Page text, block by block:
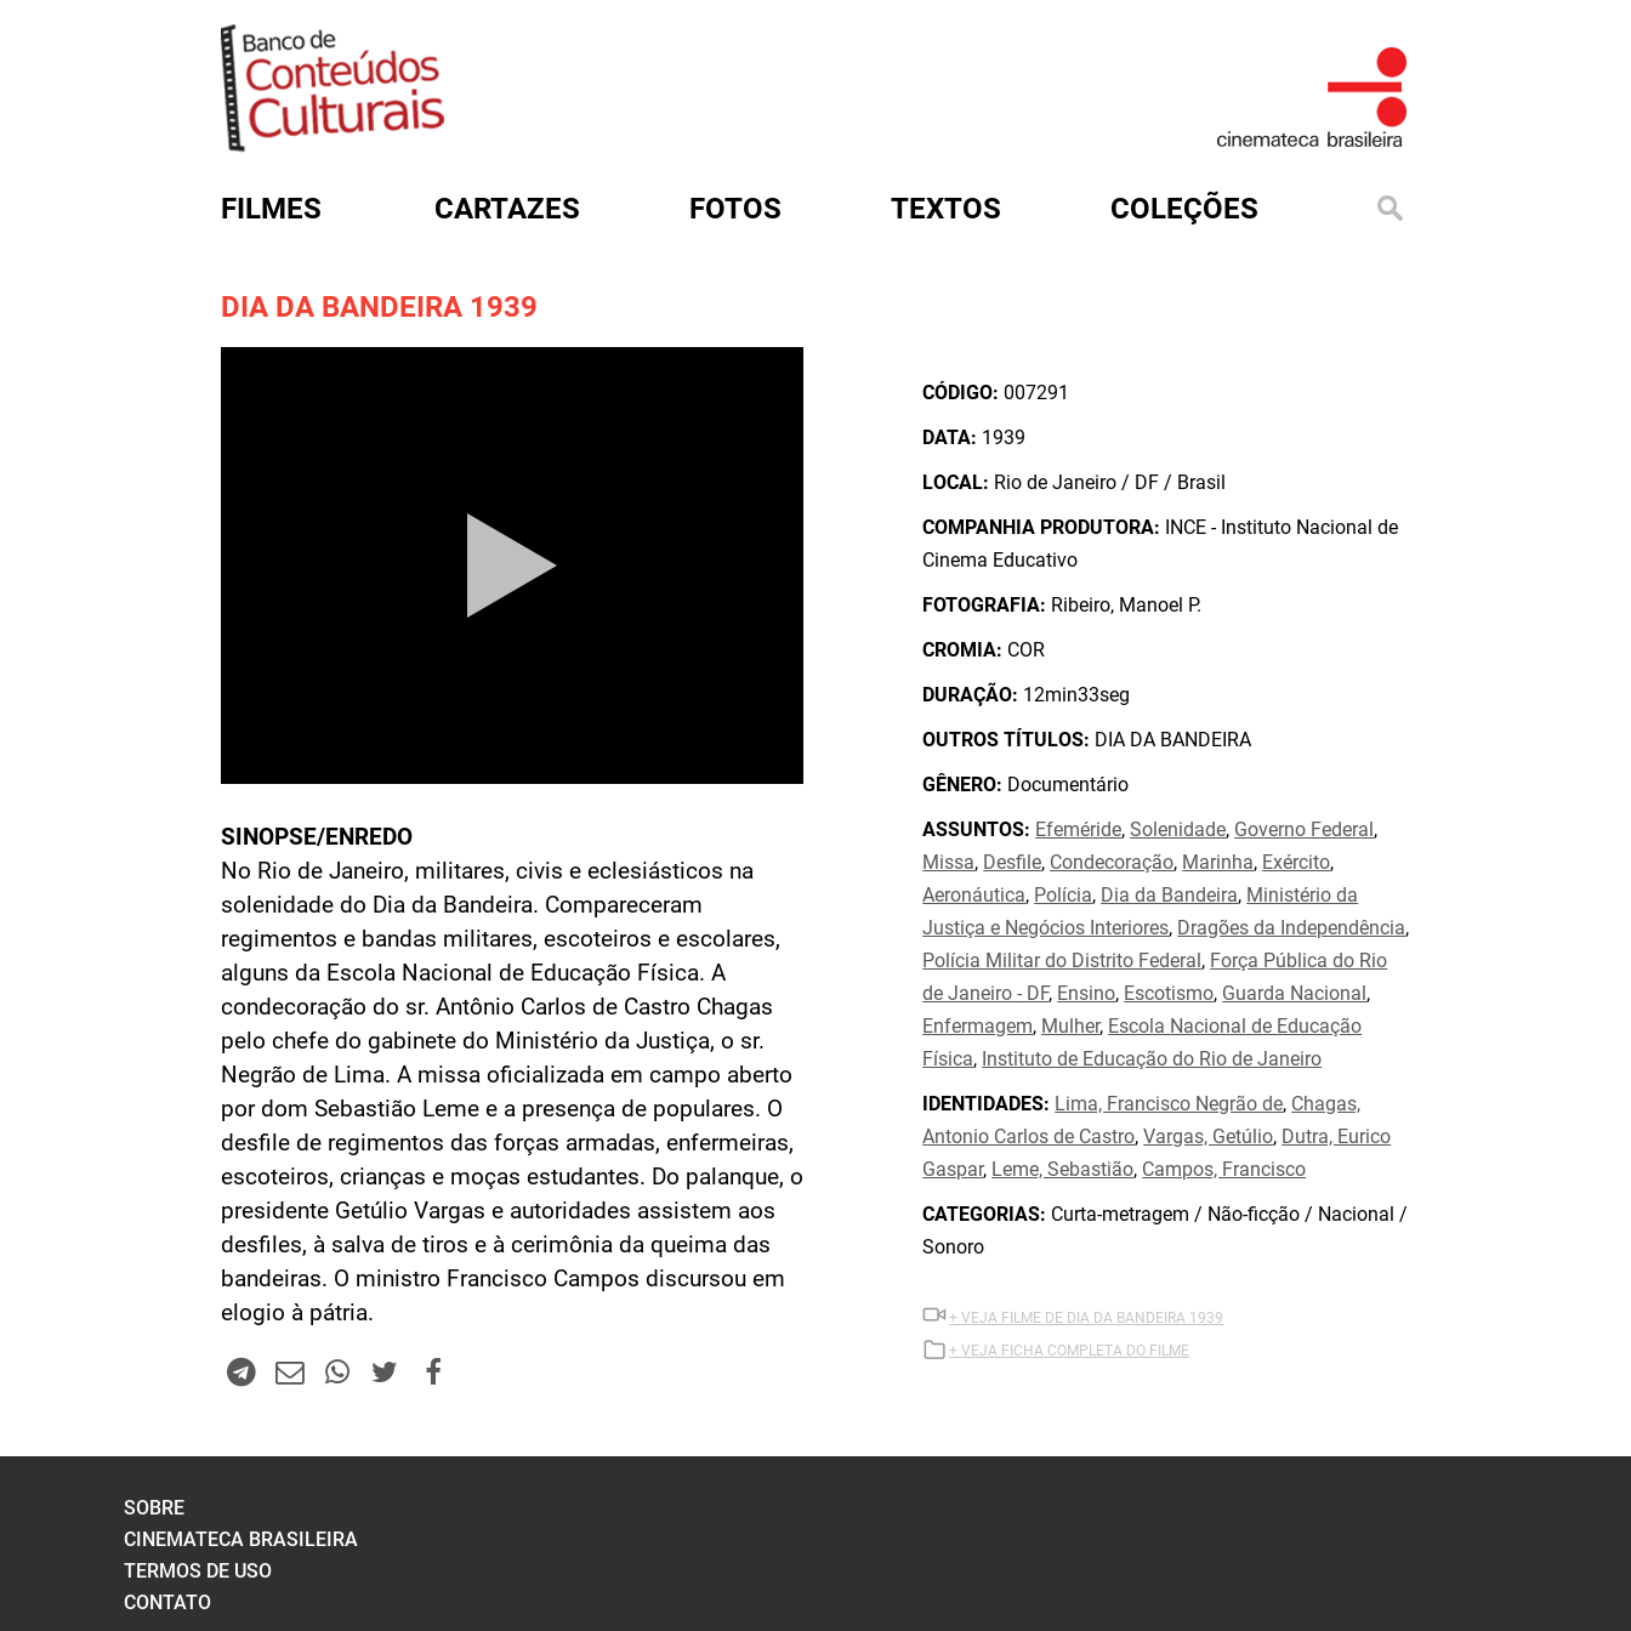
FILMES CARTAZES FOTOS TEXTOS COLEÇÕES
DIA DA BANDEIRA 1939
SINOPSE/ENREDO
No Rio de Janeiro, militares, civis e eclesiásticos na
solenidade do Dia da Bandeira. Compareceram
regimentos e bandas militares, escoteiros e escolares,
alguns da Escola Nacional de Educação Física. A
condecoração do sr. Antônio Carlos de Castro Chagas
pelo chefe do gabinete do Ministério da Justiça, o sr.
Negrão de Lima. A missa oficializada em campo aberto
por dom Sebastião Leme e a presença de populares. O
desfile de regimentos das forças armadas, enfermeiras,
escoteiros, crianças e moças estudantes. Do palanque, o
presidente Getúlio Vargas e autoridades assistem aos
desfiles, à salva de tiros e à cerimônia da queima das
bandeiras. O ministro Francisco Campos discursou em
elogio à pátria.
CÓDIGO: 007291
DATA: 1939
LOCAL: Rio de Janeiro / DF / Brasil
COMPANHIA PRODUTORA: INCE - Instituto Nacional de
Cinema Educativo
FOTOGRAFIA: Ribeiro, Manoel P.
CROMIA: COR
DURAÇÃO: 12min33seg
OUTROS TÍTULOS: DIA DA BANDEIRA
GÊNERO: Documentário
ASSUNTOS: Efeméride,Solenidade, Governo Federal,
Missa, Desfile, Condecoração, Marinha, Exército,
Aeronáutica, Polícia, Dia da Bandeira, Ministério da
Justiça e Negócios Interiores, Dragões da Independência,
Polícia Militar do Distrito Federal, Força Pública do Rio
de Janeiro - DF, Ensino, Escotismo, Guarda Nacional,
Enfermagem, Mulher, Escola Nacional de Educação
Física, Instituto de Educação do Rio de Janeiro
IDENTIDADES: Lima, Francisco Negrão de, Chagas,
Antonio Carlos de Castro,Vargas, Getúlio, Dutra, Eurico
Gaspar, Leme, Sebastião, Campos, Francisco
CATEGORIAS: Curta-metragem / Não-ficção / Nacional /
Sonoro
+ VEJA FILME DE DIA DA BANDEIRA 1939
+ VEJA FICHA COMPLETA DO FILME
SOBRE
CINEMATECA BRASILEIRA
TERMOS DE USO
CONTATO